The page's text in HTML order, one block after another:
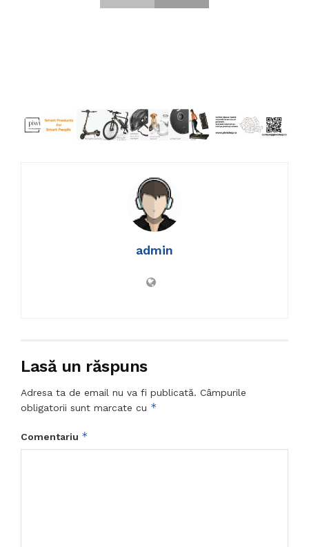
admin
Lasă un răspuns
Adresa ta de email nu va fi publicată. Câmpurile
obligatorii sunt marcate cu *
Comentariu *